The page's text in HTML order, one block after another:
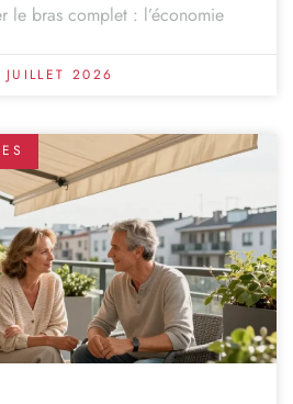
le bras complet : l’économie
JUILLET 2026